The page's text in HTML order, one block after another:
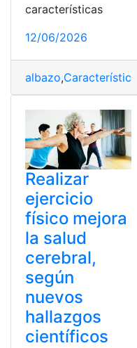
características
12/06/2026
albazo,Características
Realizar
ejercicio
físico mejora
la salud
cerebral,
según
nuevos
hallazgos
científicos